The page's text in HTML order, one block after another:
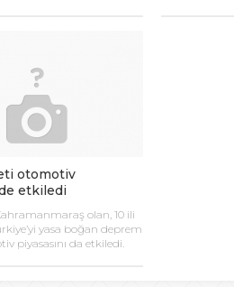
otomotiv
etkiledi
olan, 10 ili
yasa boğan deprem
piyasasını da etkiledi.